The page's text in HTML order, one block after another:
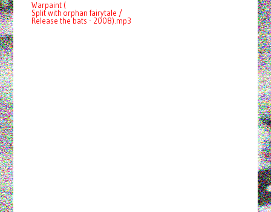
Warpaint (
Split with orphan fairytale /
Release the bats - 2008).mp3